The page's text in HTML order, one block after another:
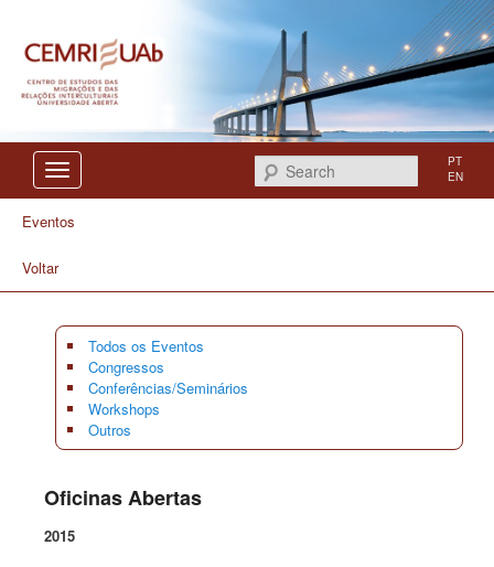
CEMRI
Search
PT
EN
Eventos
Voltar
Todos os Eventos
Congressos
Conferências/Seminários
Workshops
Outros
Oficinas Abertas
2015